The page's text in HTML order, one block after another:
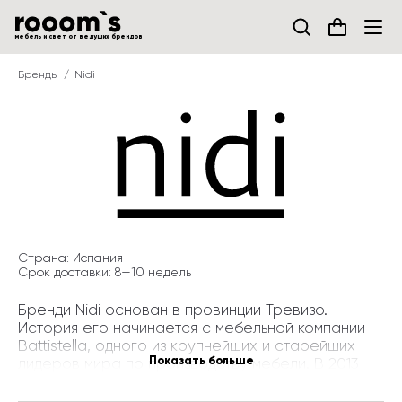
мебель и свет от ведущих брендов
Бренды Nidi
Бренди Nidi основан в провинции Тревизо.
История его начинается с мебельной компании
Battistella, одного из крупнейших и старейших
лидеров мира по производству мебели. В 2013
Показать больше
Страна: Испания
Срок доставки: 8—10 недель